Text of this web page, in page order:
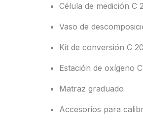
Célula de medición C
Vaso de
Kit de conversión C
Estación de oxígeno
Matraz graduado
Accesorios para